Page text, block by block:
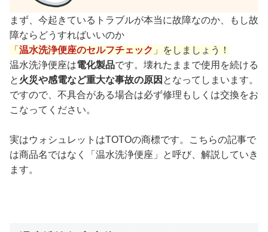
まず、今起きているトラブルが本当に故障なのか、もし故
障ならどうすればいいのか
「 温水洗浄便座のセルフチェック 」
をしましょう！
温水洗浄便座は電化製品です。壊れたままで使用を続ける
と 火災や感電など重大な事故の原因 となってしまいます。
ですので、不具合がある場合は必ず修理もしくは交換をお
こなってください。
実はウォシュレットはTOTOの商標です。こちらの記事で
は商品名ではなく「温水洗浄便座」と呼び、解説していき
ます。